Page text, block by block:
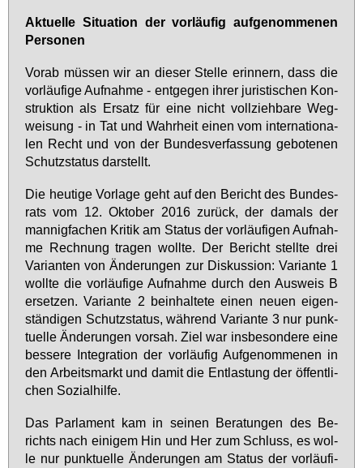
Ak­tu­el­le Si­tua­ti­on der vor­läu­fig auf­ge­nom­me­nen
Per­so­nen
Vor­ab müs­sen wir an die­ser Stel­le er­in­nern, dass die
vor­läu­fi­ge Auf­nah­me - ent­ge­gen ih­rer ju­ris­ti­schen Kon­
struk­ti­on als Er­satz für ei­ne nicht voll­zieh­ba­re Weg­
wei­sung - in Tat und Wahr­heit ei­nen vom in­ter­na­tio­na­
len Recht und von der Bun­des­ver­fas­sung ge­bo­te­nen
Schutz­sta­tus dar­stellt.
Die heu­ti­ge Vor­la­ge geht auf den Be­richt des Bun­des­
rats vom 12. Ok­to­ber 2016 zu­rück, der da­mals der
man­nig­fa­chen Kri­tik am Sta­tus der vor­läu­fi­gen Auf­nah­
me Rech­nung tra­gen woll­te. Der Be­richt stell­te drei
Va­ri­an­ten von Än­de­run­gen zur Dis­kus­si­on: Va­ri­an­te 1
woll­te die vor­läu­fi­ge Auf­nah­me durch den Aus­weis B
er­set­zen. Va­ri­an­te 2 be­inhal­te­te ei­nen neu­en ei­gen­
stän­di­gen Schutz­sta­tus, wäh­rend Va­ri­an­te 3 nur punk­
tu­el­le Än­de­run­gen vor­sah. Ziel war ins­be­son­de­re ei­ne
bes­se­re In­te­gra­ti­on der vor­läu­fig Auf­ge­nom­me­nen in
den Ar­beits­markt und da­mit die Ent­las­tung der öf­fent­li­
chen So­zi­al­hil­fe.
Das Par­la­ment kam in sei­nen Be­ra­tun­gen des Be­
richts nach ei­ni­gem Hin und Her zum Schluss, es wol­
le nur punk­tu­el­le Än­de­run­gen am Sta­tus der vor­läu­fi­